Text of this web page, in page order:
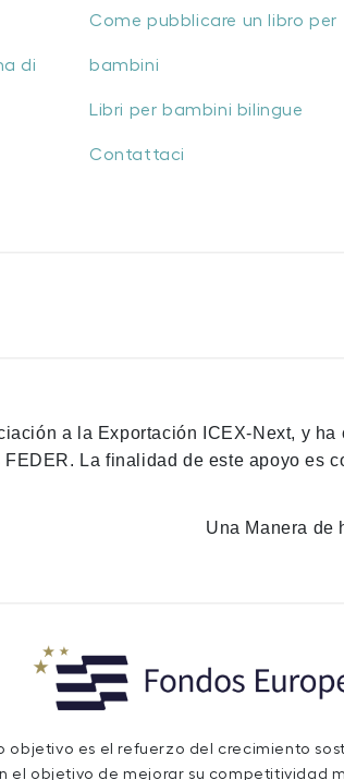
di
Come pubblicare un libro per
bambini
Libri per bambini bilingue
Contattaci
a la Exportación ICEX-Next, y ha
La finalidad de este apoyo es
Una Manera de
objetivo es el refuerzo del crecimiento
el objetivo de mejorar su competitividad